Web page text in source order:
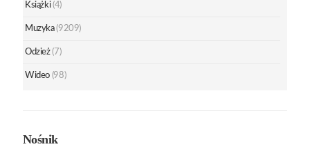
Książki (4)
Muzyka (9209)
Odzież (7)
Wideo (98)
Nośnik